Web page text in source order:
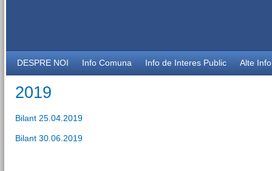
DESPRE NOI Info Comuna Info de Interes Public Alte
2019
Bilant 25.04.2019
Bilant 30.06.2019